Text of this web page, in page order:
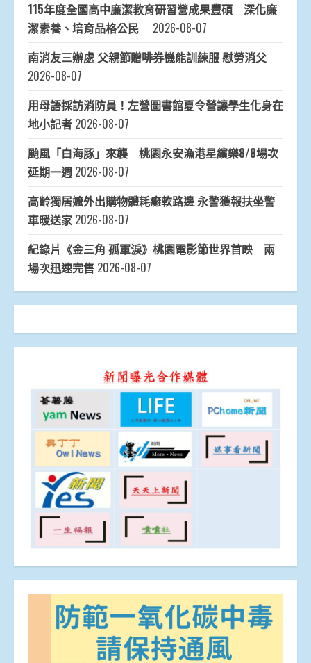
115年度全國高中廉潔教育研習營成果豐碩 深化廉
潔素養、培育品格公民
2026-08-07
南消友三辦處 父親節贈啡券機能訓練服 慰勞消父
2026-08-07
用母語採訪消防員！左營圖書館夏令營讓學生化身在
地小記者 2026-08-07
颱風「白海豚」來襲 桃園永安漁港星繽樂8/8場次
延期一週 2026-08-07
高齡獨居嬤外出購物體耗癱軟路邊 永警獲報扶坐警
車暖送家 2026-08-07
紀錄片《金三角 孤軍淚》桃園電影節世界首映 兩
場次迅速完售 2026-08-07